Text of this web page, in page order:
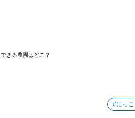
きる農園はどこ？
#にっ